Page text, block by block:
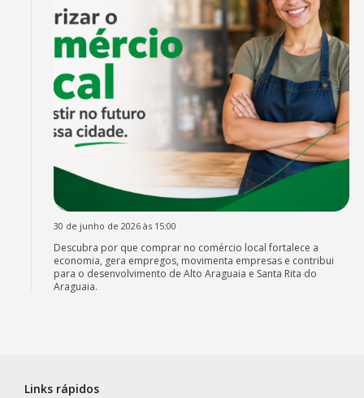
30 de junho de 2026 às 15:00
Descubra por que comprar no comércio local fortalece a
economia, gera empregos, movimenta empresas e contribui
para o desenvolvimento de Alto Araguaia e Santa Rita do
Araguaia.
Links rápidos